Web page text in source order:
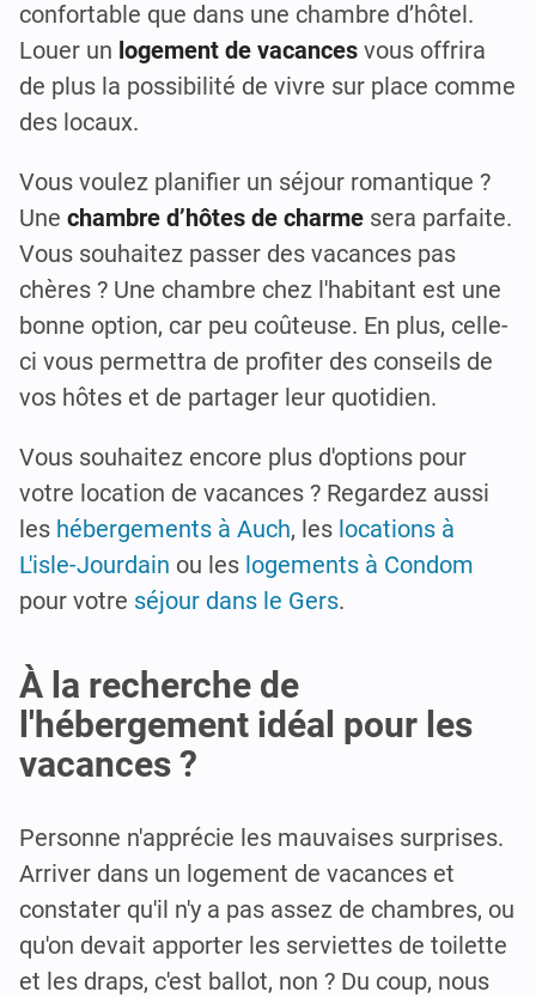
confortable que dans une chambre d’hôtel.
Louer un logement de vacances vous offrira
de plus la possibilité de vivre sur place comme
des locaux.
Vous voulez planifier un séjour romantique ?
Une chambre d’hôtes de charme sera parfaite.
Vous souhaitez passer des vacances pas
chères ? Une chambre chez l'habitant est une
bonne option, car peu coûteuse. En plus, celle-
ci vous permettra de profiter des conseils de
vos hôtes et de partager leur quotidien.
Vous souhaitez encore plus d'options pour
votre location de vacances ? Regardez aussi
les hébergements à Auch, les locations à
L'isle-Jourdain ou les logements à Condom
pour votre séjour dans le Gers.
À la recherche de
l'hébergement idéal pour les
vacances ?
Personne n'apprécie les mauvaises surprises.
Arriver dans un logement de vacances et
constater qu'il n'y a pas assez de chambres, ou
qu'on devait apporter les serviettes de toilette
et les draps, c'est ballot, non ? Du coup, nous